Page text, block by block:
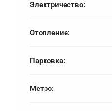
Электричество:
Отопление:
Парковка:
Метро: